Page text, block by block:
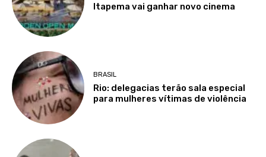
Itapema vai ganhar novo cinema
BRASIL
Rio: delegacias terão sala especial
para mulheres vítimas de violência